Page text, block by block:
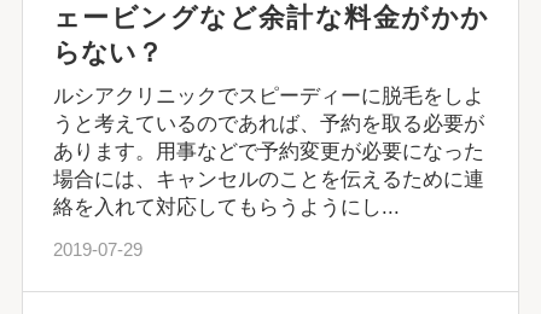
ェービングなど余計な料金がかか
らない？
ルシアクリニックでスピーディーに脱毛をしよ
うと考えているのであれば、予約を取る必要が
あります。用事などで予約変更が必要になった
場合には、キャンセルのことを伝えるために連
絡を入れて対応してもらうようにし...
2019-07-29